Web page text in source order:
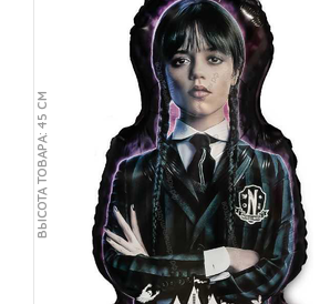
ВЫСОТА ТОВАРА: 45 СМ